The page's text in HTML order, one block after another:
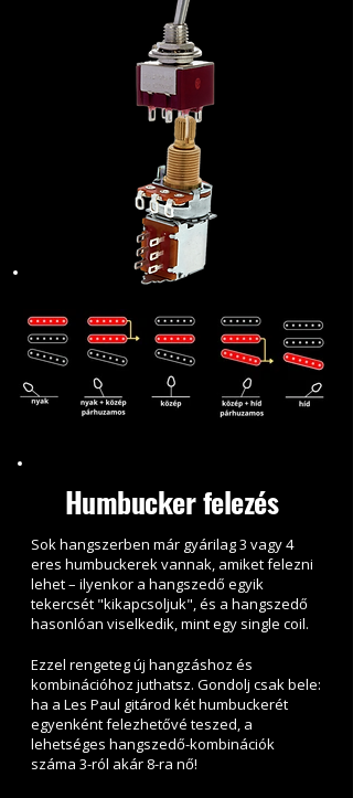
Humbucker felezés
Sok hangszerben már gyárilag 3 vagy 4
eres humbuckerek vannak, amiket felezni
lehet – ilyenkor a hangszedő egyik
tekercsét "kikapcsoljuk", és a hangszedő
hasonlóan viselkedik, mint egy single coil.
Ezzel rengeteg új hangzáshoz és
kombinációhoz juthatsz. Gondolj csak bele:
ha a Les Paul gitárod két humbuckerét
egyenként felezhetővé teszed, a
lehetséges hangszedő-kombinációk
száma 3-ról akár 8-ra nő!